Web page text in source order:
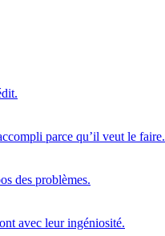
parce qu’il veut le faire.
des problèmes.
avec leur ingéniosité.